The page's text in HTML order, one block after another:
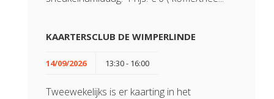
KAARTERSCLUB DE WIMPERLINDE
14/09/2026 13:30 - 16:00
Tweewekelijks is er kaarting in het